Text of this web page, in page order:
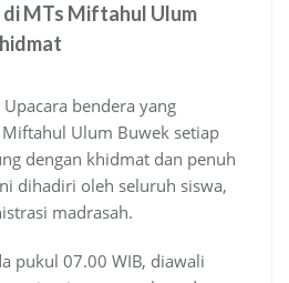
di MTs Miftahul Ulum
bendera yang
Ulum Buwek setiap
dengan khidmat dan penuh
dihadiri oleh seluruh siswa,
madrasah.
pukul 07.00 WIB, diawali